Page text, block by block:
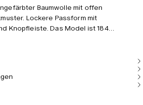
Baumwolle mit offen
Lockere Passform mit
Knopfleiste. Das Model ist 184